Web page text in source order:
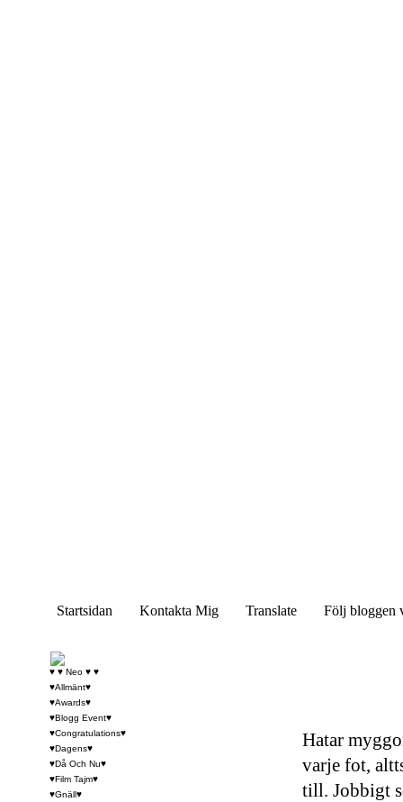
Startsidan Kontakta Mig Translate Följ bloggen
Hatar
varje fot,
till. Jobbigt
♥ ♥ Neo ♥ ♥
♥Allmänt♥
♥Awards♥
♥Blogg Event♥
♥Congratulations♥
♥Dagens♥
♥Då Och Nu♥
♥Film Tajm♥
♥Gnäll♥